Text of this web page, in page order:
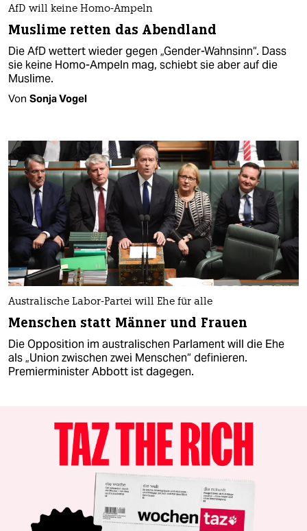
AfD will keine Homo-Ampeln
Muslime retten das Abendland
Die AfD wettert wieder gegen „Gender-Wahnsinn“. Dass
sie keine Homo-Ampeln mag, schiebt sie aber auf die
Muslime.
Von Sonja Vogel
Australische Labor-Partei will Ehe für alle
Menschen statt Männer und Frauen
Die Opposition im australischen Parlament will die Ehe
als „Union zwischen zwei Menschen“ definieren.
Premierminister Abbott ist dagegen.